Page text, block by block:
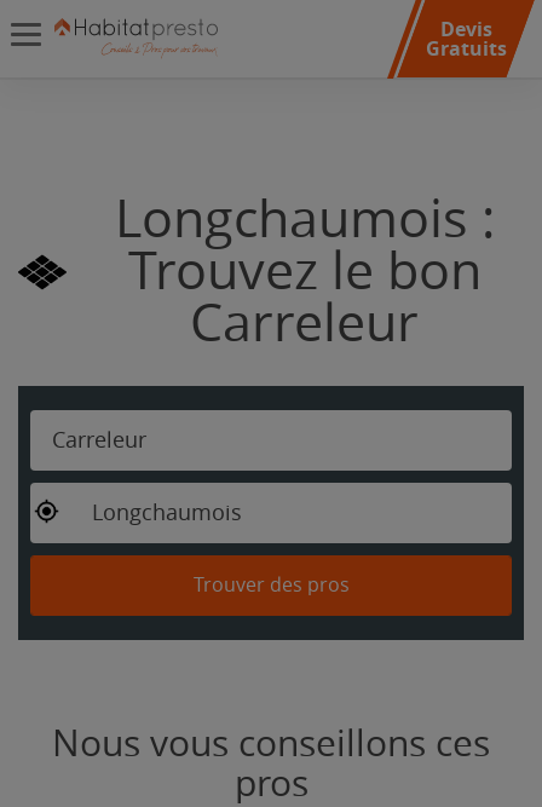
Devis
Gratuits
Longchaumois :
Trouvez le bon
Carreleur
Carreleur
Longchaumois
Trouver des pros
Nous vous conseillons ces
pros